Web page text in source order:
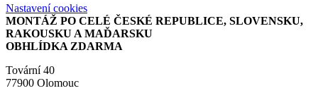
Nastavení cookies
MONTÁŽ PO CELÉ ČESKÉ REPUBLICE, SLOVENSKU,
RAKOUSKU A MAĎARSKU
OBHLÍDKA ZDARMA
Tovární 40
77900 Olomouc